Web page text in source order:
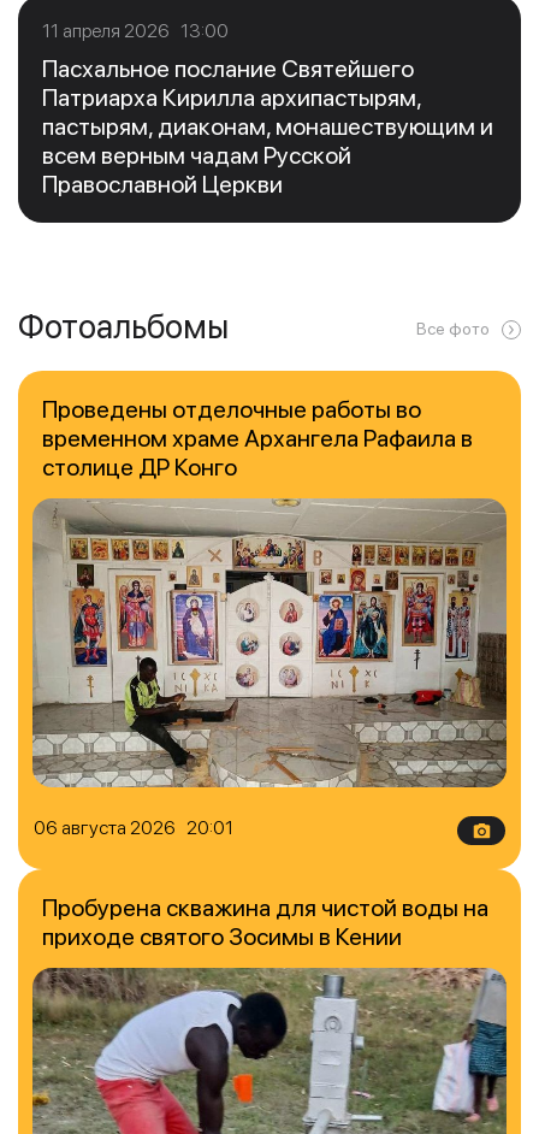
11 апреля 2026 13:00
Пасхальное послание Святейшего
Патриарха Кирилла архипастырям,
пастырям, диаконам, монашествующим и
всем верным чадам Русской
Православной Церкви
Фотоальбомы Все фото
06 августа 2026 20:01
Проведены отделочные работы во
временном храме Архангела Рафаила в
столице ДР Конго
Пробурена скважина для чистой воды на
приходе святого Зосимы в Кении